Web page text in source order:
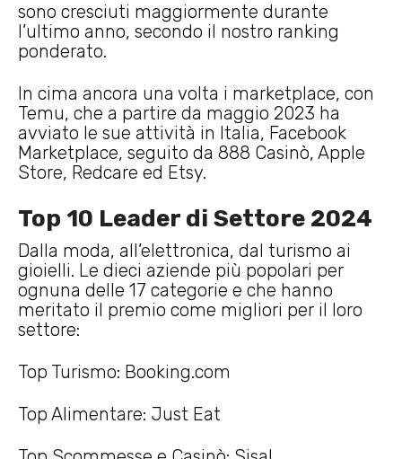
sono cresciuti maggiormente durante
l’ultimo anno, secondo il nostro ranking
ponderato.
In cima ancora una volta i marketplace, con
Temu, che a partire da maggio 2023 ha
avviato le sue attività in Italia, Facebook
Marketplace, seguito da 888 Casinò, Apple
Store, Redcare ed Etsy.
Top 10 Leader di Settore 2024
Dalla moda, all’elettronica, dal turismo ai
gioielli. Le dieci aziende più popolari per
ognuna delle 17 categorie e che hanno
meritato il premio come migliori per il loro
settore:
Top Turismo: Booking.com
Top Alimentare: Just Eat